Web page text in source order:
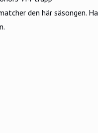
den här säsongen.